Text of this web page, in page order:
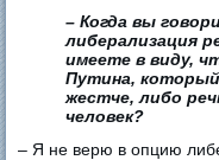
– Когда вы
либерализация
имеете в виду,
Путина,
жестче, либо
человек?
– Я не верю в опцию